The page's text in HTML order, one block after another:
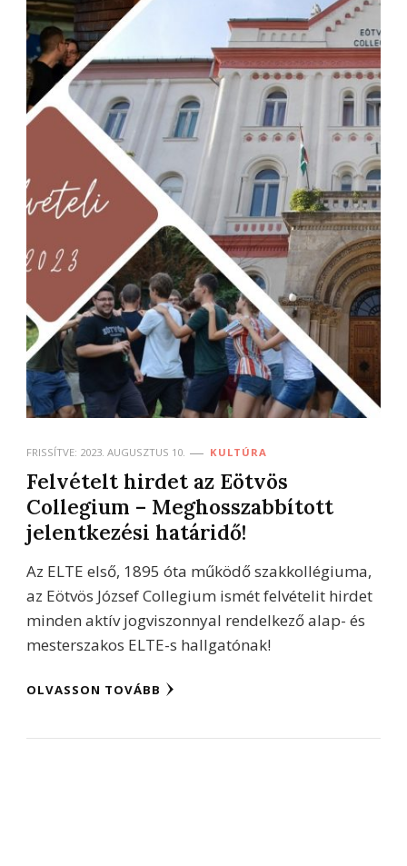
FRISSÍTVE: 2023. AUGUSZTUS 10. KULTÚRA
Felvételt hirdet az Eötvös
Collegium – Meghosszabbított
jelentkezési határidő!
Az ELTE első, 1895 óta működő szakkollégiuma,
az Eötvös József Collegium ismét felvételit hirdet
minden aktív jogviszonnyal rendelkező alap- és
mesterszakos ELTE-s hallgatónak!
OLVASSON TOVÁBB